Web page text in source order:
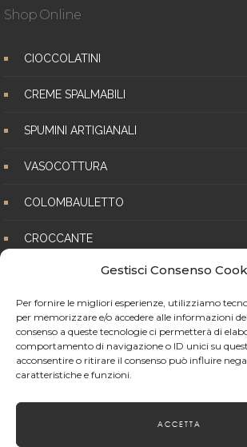
Gestisci Consenso
Per fornire le migliori esperienze, utilizziamo
per memorizzare e/o accedere alle informazioni
consenso a queste tecnologie ci permetterà di
comportamento di navigazione o ID unici su
acconsentire o ritirare il consenso può influire
caratteristiche e funzioni.
ACCETTA
Shop Online
CIOCCOLATINI
CREME SPALMABILI
SPUMINI ARTIGIANALI
VASOCOTTURA
COLOMBAULETTO
CROCCANTE